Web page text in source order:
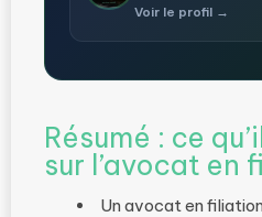
Voir le profil →
Résumé : ce
sur l’avocat en
Un avocat en